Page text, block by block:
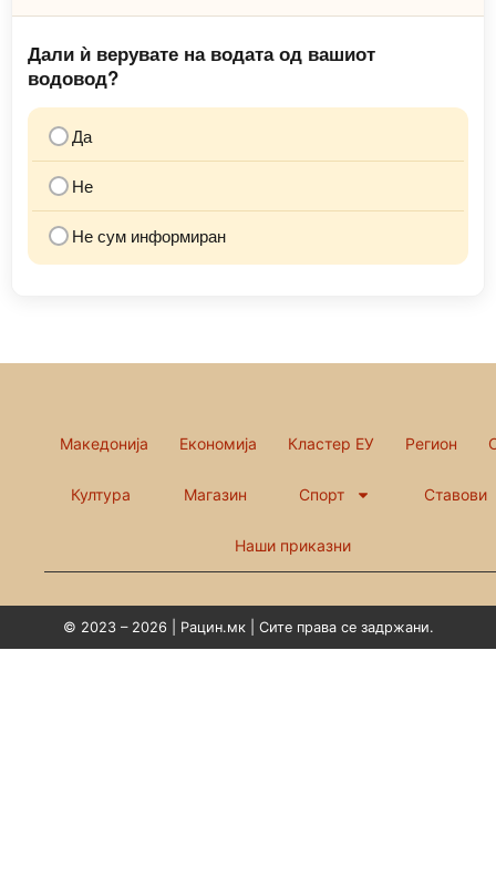
Дали ѝ верувате на водата од вашиот
водовод?
Да
Не
Не сум информиран
Македонија Економија Кластер ЕУ Регион
Култура Магазин Спорт Ставови
Наши приказни
© 2023 – 2026 | Рацин.мк | Сите права се задржани.